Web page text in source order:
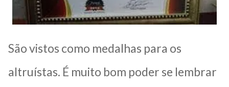
São vistos como medalhas para os
altruístas. É muito bom poder se lembrar